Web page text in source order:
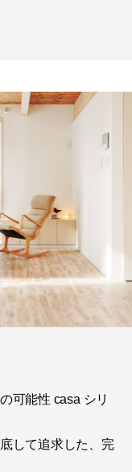
可能性 casa シリ
して追求した、完